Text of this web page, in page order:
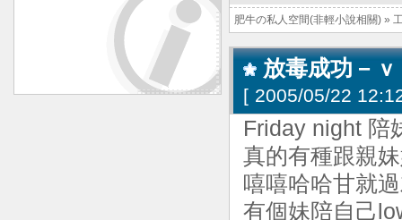
肥牛の私人空間(非輕小說相關) »
放毒成功－
[ 2005/05/22
Friday night 陪
真的有種跟親
嘻嘻哈哈甘就
有個妹陪自己